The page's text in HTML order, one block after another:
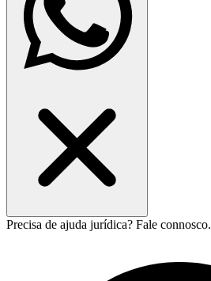
Precisa de ajuda jurídica? Fale connosco.